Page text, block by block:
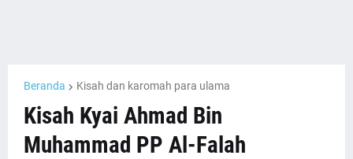
Beranda Kisah dan karomah para ulama
Kisah Kyai Ahmad Bin
Muhammad PP Al-Falah